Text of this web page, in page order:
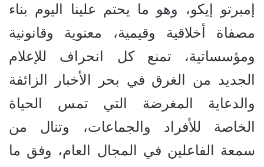
إمبرتو إيكو، وهو ما يحتم علينا اليوم بناء
مصفاة أخلاقية وقيمية، معنوية وقانونية
ومؤسساتية، تمنع كل انحراف للإعلام
الجديد من الغرق في بحر الأخبار الزائفة
والدعاية المغرضة التي تمس الحياة
الخاصة للأفراد والجماعات، وتنال من
سمعة الفاعلين في المجال العام، وفق ما